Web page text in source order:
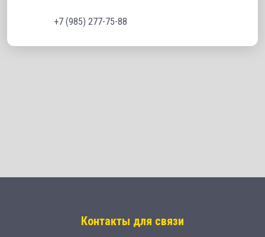
+7 (985) 277-75-88
Контакты для связи